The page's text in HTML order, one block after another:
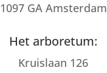
1097 GA Amsterdam
Het arboretum:
Kruislaan 126